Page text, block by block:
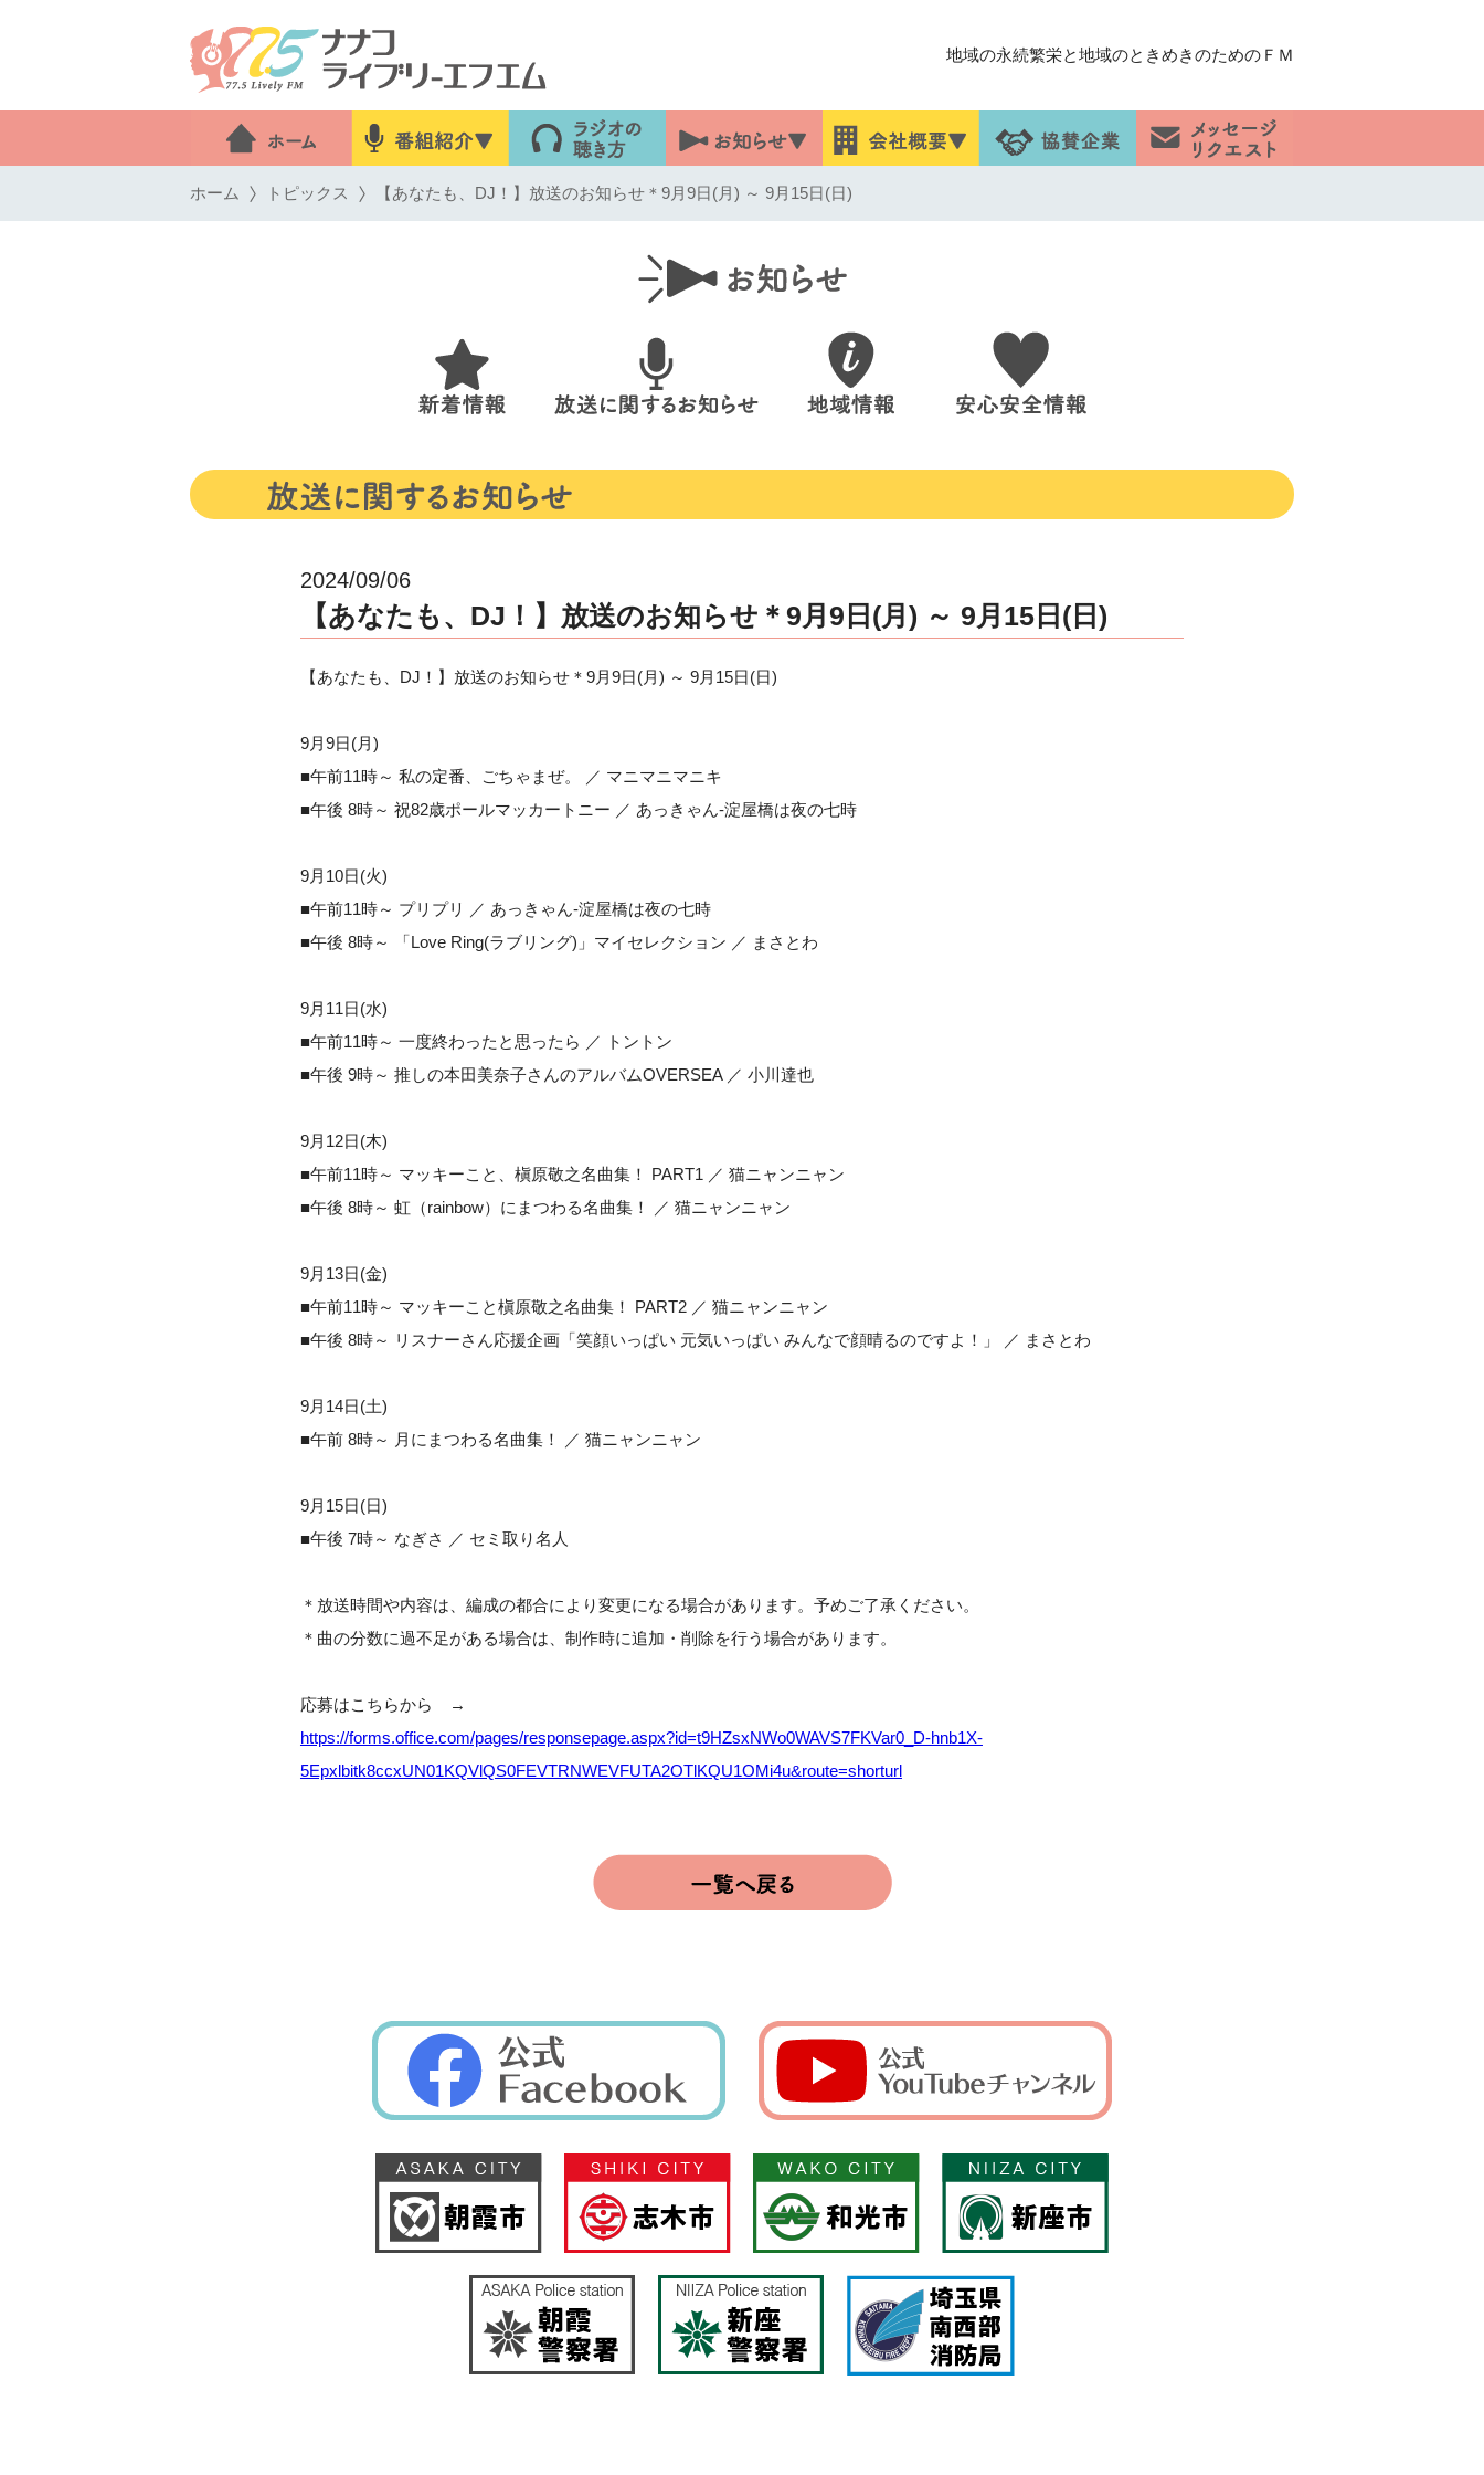
地域の永続繁栄と地域のときめきのためのＦＭ
ホーム トピックス 【あなたも、DJ！】放送のお知らせ＊9月9日(月) ～ 9月15日(日)
2024/09/06
【あなたも、DJ！】放送のお知らせ＊9月9日(月) ～ 9月15日(日)
【あなたも、DJ！】放送のお知らせ＊9月9日(月) ～ 9月15日(日)
9月9日(月)
■午前11時～ 私の定番、ごちゃまぜ。 ／ マニマニマニキ
■午後 8時～ 祝82歳ポールマッカートニー ／ あっきゃん-淀屋橋は夜の七時
9月10日(火)
■午前11時～ プリプリ ／ あっきゃん-淀屋橋は夜の七時
■午後 8時～ 「Love Ring(ラブリング)」マイセレクション ／ まさとわ
9月11日(水)
■午前11時～ 一度終わったと思ったら ／ トントン
■午後 9時～ 推しの本田美奈子さんのアルバムOVERSEA ／ 小川達也
9月12日(木)
■午前11時～ マッキーこと、槇原敬之名曲集！ PART1 ／ 猫ニャンニャン
■午後 8時～ 虹（rainbow）にまつわる名曲集！ ／ 猫ニャンニャン
9月13日(金)
■午前11時～ マッキーこと槇原敬之名曲集！ PART2 ／ 猫ニャンニャン
■午後 8時～ リスナーさん応援企画「笑顔いっぱい 元気いっぱい みんなで顔晴るのですよ！」 ／ まさとわ
9月14日(土)
■午前 8時～ 月にまつわる名曲集！ ／ 猫ニャンニャン
9月15日(日)
■午後 7時～ なぎさ ／ セミ取り名人
＊放送時間や内容は、編成の都合により変更になる場合があります。予めご了承ください。
＊曲の分数に過不足がある場合は、制作時に追加・削除を行う場合があります。
応募はこちらから →
https://forms.office.com/pages/responsepage.aspx?id=t9HZsxNWo0WAVS7FKVar0_D-hnb1X-
5Epxlbitk8ccxUN01KQVlQS0FEVTRNWEVFUTA2OTlKQU1OMi4u&route=shorturl